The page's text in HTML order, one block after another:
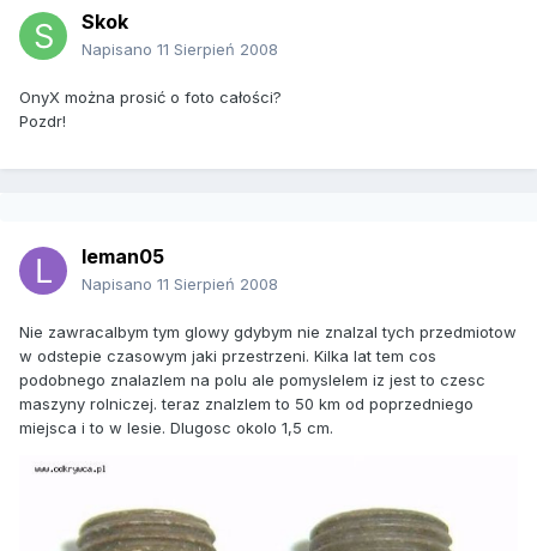
Skok
Napisano 11 Sierpień 2008
OnyX można prosić o foto całości?
Pozdr!
leman05
Napisano 11 Sierpień 2008
Nie zawracalbym tym glowy gdybym nie znalzal tych przedmiotow
w odstepie czasowym jaki przestrzeni. Kilka lat tem cos
podobnego znalazlem na polu ale pomyslelem iz jest to czesc
maszyny rolniczej. teraz znalzlem to 50 km od poprzedniego
miejsca i to w lesie. Dlugosc okolo 1,5 cm.